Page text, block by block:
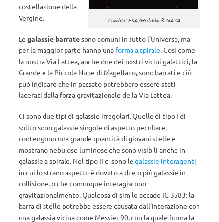
Crediti: ESA/Hubble & NASA
costellazione della
Vergine.
Le galassie barratesono comuni in tutto l’Universo, ma
per la maggior parte hanno una forma a spirale. Così come
la nostra Via Lattea, anche due dei nostri vicini galattici, la
Grande e la Piccola Nube di Magellano, sono barrati e ciò
può indicare che in passato potrebbero essere stati
lacerati dalla forza gravitazionale della Via Lattea.
Ci sono due tipi di galassie irregolari. Quelle di tipo I di
solito sono galassie singole di aspetto peculiare,
contengono una grande quantità di giovani stelle e
mostrano nebulose luminose che sono visibili anche in
galassie a spirale. Nel tipo II ci sono le galassie interagenti,
in cui lo strano aspetto è dovuto a due o più galassie in
collisione, o che comunque interagiscono
gravitazionalmente. Qualcosa di simile accade IC 3583: la
barra di stelle potrebbe essere causata dall’interazione con
una galassia vicina come Messier 90, con la quale forma la